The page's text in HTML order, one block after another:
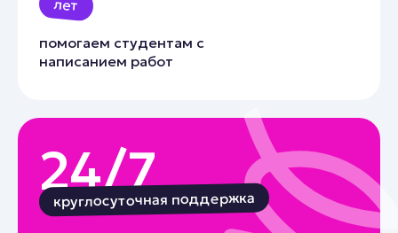
лет
помогаем студентам с
написанием работ
24/7
круглосуточная поддержка